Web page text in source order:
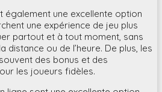
également une excellente option
une expérience de jeu plus
partout et à tout moment, sans
distance ou de l’heure. De plus, les
des bonus et des
les joueurs fidèles.